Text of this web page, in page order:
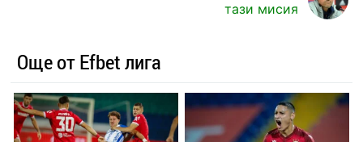
тази мисия
Още от Efbet лига